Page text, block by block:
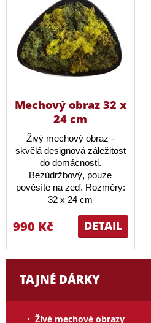
Mechový obraz 32 x
24 cm
Živý mechový obraz -
skvělá designová záležitost
do domácnosti.
Bezúdržbový, pouze
pověsíte na zeď. Rozměry:
32 x 24 cm
DETAIL
990 Kč
TAJNÉ DÁRKY
Živé mechové obrazy